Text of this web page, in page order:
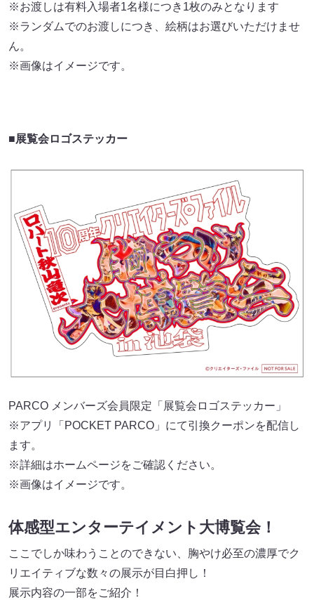
※お渡しは有料入場者1名様につき1枚のみとなります
※ランダムでのお渡しにつき、絵柄はお選びいただけませ
ん。
※画像はイメージです。
■展覧会ロゴステッカー
PARCO メンバーズ会員限定「展覧会ロゴステッカー」
※アプリ「POCKET PARCO」にて引換クーポンを配信し
ます。
※詳細はホームページをご確認ください。
※画像はイメージです。
体感型エンターテイメント大博覧会！
ここでしか味わうことのできない、胸やけ必至の濃厚でク
リエイティブな数々の展示が目⽩押し！
展示内容の一部をご紹介！